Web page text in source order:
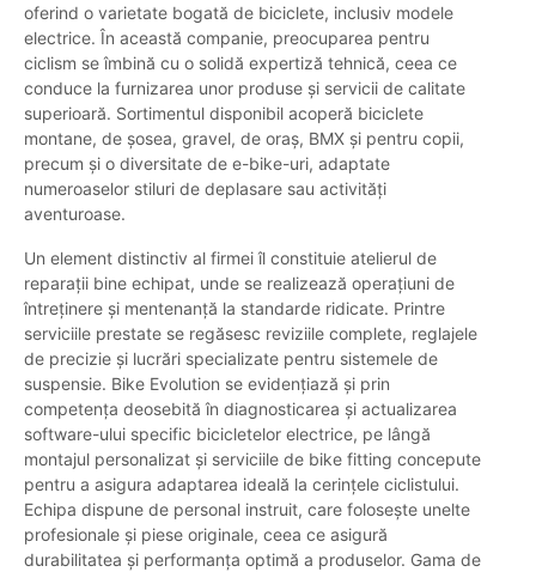
oferind o varietate bogată de biciclete, inclusiv modele
electrice. În această companie, preocuparea pentru
ciclism se îmbină cu o solidă expertiză tehnică, ceea ce
conduce la furnizarea unor produse și servicii de calitate
superioară. Sortimentul disponibil acoperă biciclete
montane, de șosea, gravel, de oraș, BMX și pentru copii,
precum și o diversitate de e-bike-uri, adaptate
numeroaselor stiluri de deplasare sau activități
aventuroase.
Un element distinctiv al firmei îl constituie atelierul de
reparații bine echipat, unde se realizează operațiuni de
întreținere și mentenanță la standarde ridicate. Printre
serviciile prestate se regăsesc reviziile complete, reglajele
de precizie și lucrări specializate pentru sistemele de
suspensie. Bike Evolution se evidențiază și prin
competența deosebită în diagnosticarea și actualizarea
software-ului specific bicicletelor electrice, pe lângă
montajul personalizat și serviciile de bike fitting concepute
pentru a asigura adaptarea ideală la cerințele ciclistului.
Echipa dispune de personal instruit, care folosește unelte
profesionale și piese originale, ceea ce asigură
durabilitatea și performanța optimă a produselor. Gama de